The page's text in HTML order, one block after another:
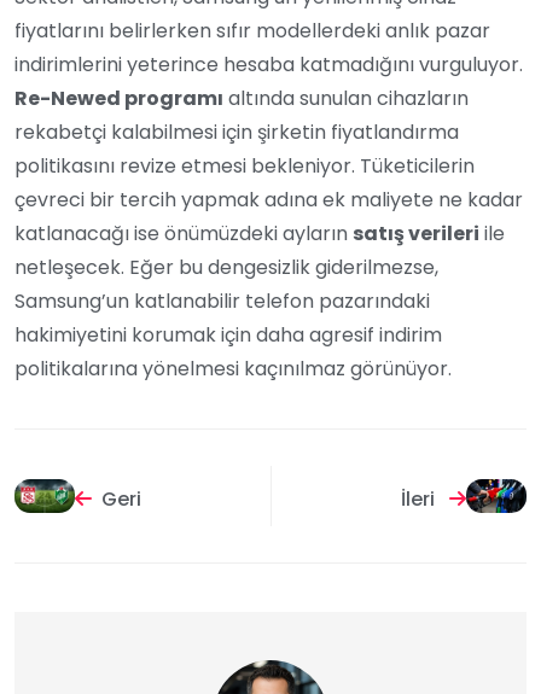
fiyatlarını belirlerken sıfır modellerdeki anlık pazar
indirimlerini yeterince hesaba katmadığını vurguluyor.
Re-Newed programı altında sunulan cihazların
rekabetçi kalabilmesi için şirketin fiyatlandırma
politikasını revize etmesi bekleniyor. Tüketicilerin
çevreci bir tercih yapmak adına ek maliyete ne kadar
katlanacağı ise önümüzdeki ayların satış verileri ile
netleşecek. Eğer bu dengesizlik giderilmezse,
Samsung’un katlanabilir telefon pazarındaki
hakimiyetini korumak için daha agresif indirim
politikalarına yönelmesi kaçınılmaz görünüyor.
Geri İleri